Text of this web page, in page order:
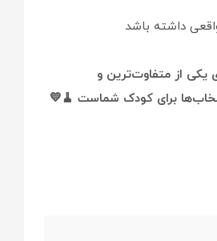
داشته باشد
یکی از متفاوت‌ترین و
برای کودک شماست 🧹💛